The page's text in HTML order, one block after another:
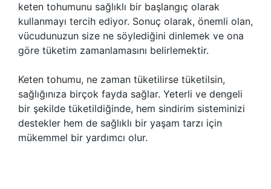
keten tohumunu sağlıklı bir başlangıç olarak
kullanmayı tercih ediyor. Sonuç olarak, önemli olan,
vücudunuzun size ne söylediğini dinlemek ve ona
göre tüketim zamanlamasını belirlemektir.
Keten tohumu, ne zaman tüketilirse tüketilsin,
sağlığınıza birçok fayda sağlar. Yeterli ve dengeli
bir şekilde tüketildiğinde, hem sindirim sisteminizi
destekler hem de sağlıklı bir yaşam tarzı için
mükemmel bir yardımcı olur.